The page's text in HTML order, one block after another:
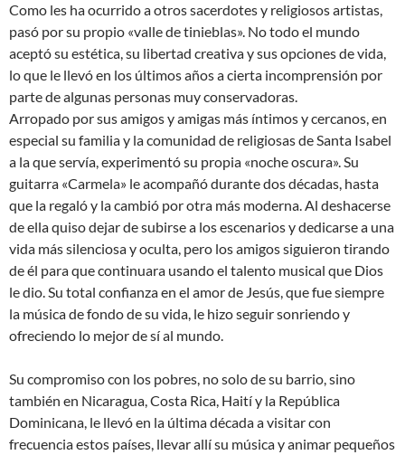
Como les ha ocurrido a otros sacerdotes y religiosos artistas,
pasó por su propio «valle de tinieblas». No todo el mundo
aceptó su estética, su libertad creativa y sus opciones de vida,
lo que le llevó en los últimos años a cierta incomprensión por
parte de algunas personas muy conservadoras.
Arropado por sus amigos y amigas más íntimos y cercanos, en
especial su familia y la comunidad de religiosas de Santa Isabel
a la que servía, experimentó su propia «noche oscura». Su
guitarra «Carmela» le acompañó durante dos décadas, hasta
que la regaló y la cambió por otra más moderna. Al deshacerse
de ella quiso dejar de subirse a los escenarios y dedicarse a una
vida más silenciosa y oculta, pero los amigos siguieron tirando
de él para que continuara usando el talento musical que Dios
le dio. Su total confianza en el amor de Jesús, que fue siempre
la música de fondo de su vida, le hizo seguir sonriendo y
ofreciendo lo mejor de sí al mundo.
Su compromiso con los pobres, no solo de su barrio, sino
también en Nicaragua, Costa Rica, Haití y la República
Dominicana, le llevó en la última década a visitar con
frecuencia estos países, llevar allí su música y animar pequeños